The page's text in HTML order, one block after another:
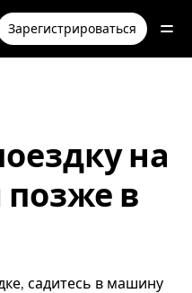
Зарегистрироваться
на
в
садитесь в машину